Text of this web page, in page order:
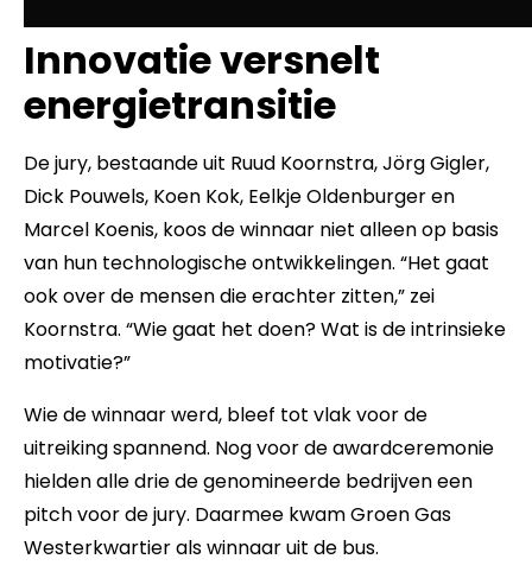
Innovatie versnelt
energietransitie
De jury, bestaande uit Ruud Koornstra, Jörg Gigler,
Dick Pouwels, Koen Kok, Eelkje Oldenburger en
Marcel Koenis, koos de winnaar niet alleen op basis
van hun technologische ontwikkelingen. “Het gaat
ook over de mensen die erachter zitten,” zei
Koornstra. “Wie gaat het doen? Wat is de intrinsieke
motivatie?”
Wie de winnaar werd, bleef tot vlak voor de
uitreiking spannend. Nog voor de awardceremonie
hielden alle drie de genomineerde bedrijven een
pitch voor de jury. Daarmee kwam Groen Gas
Westerkwartier als winnaar uit de bus.